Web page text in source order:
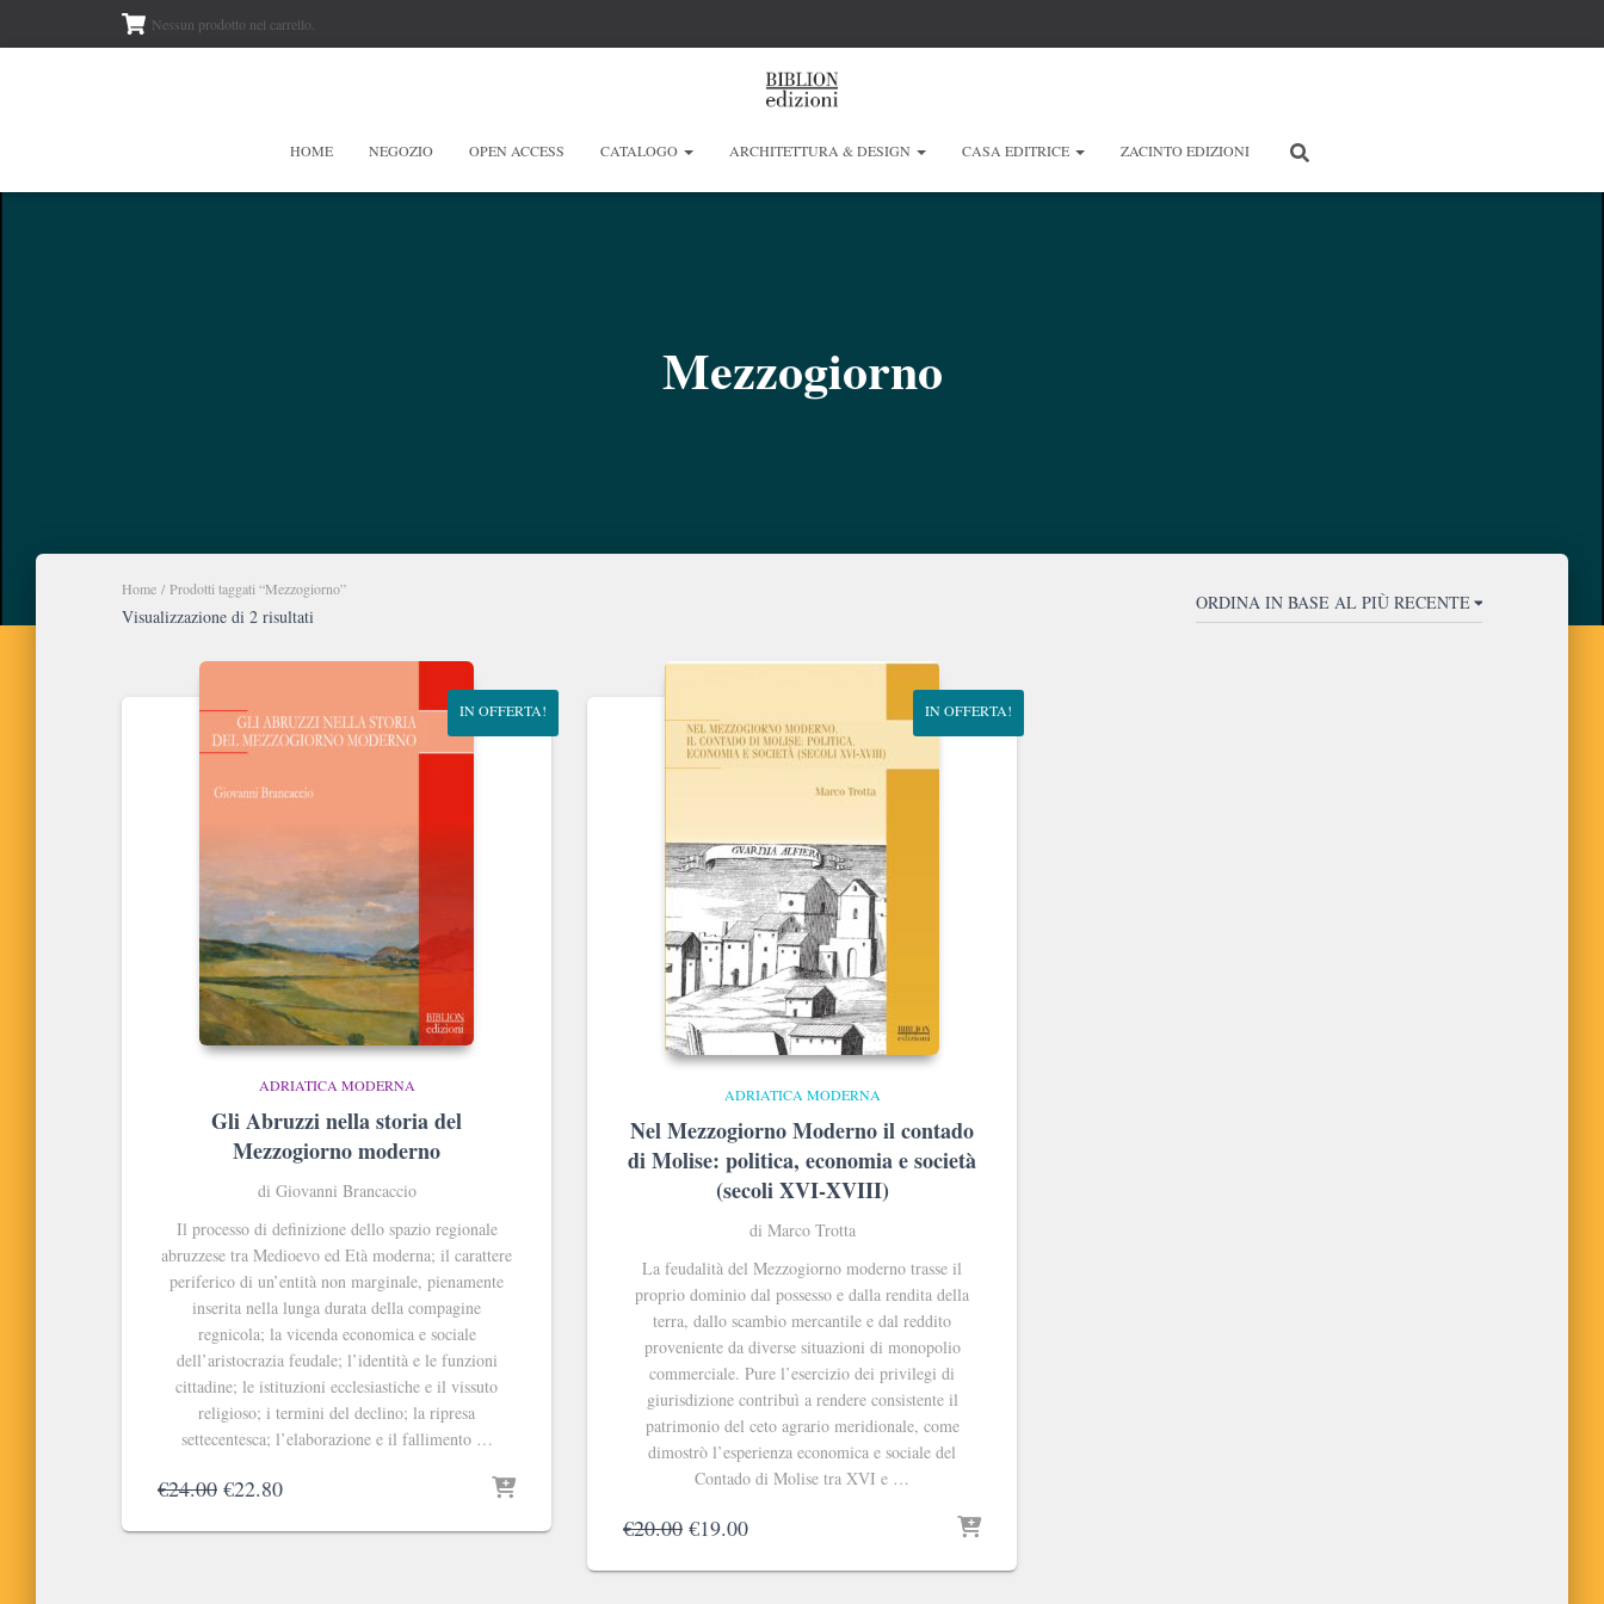
Nessun prodotto nel carrello.
HOME NEGOZIO OPEN ACCESS CATALOGO ARCHITETTURA & DESIGN CASA EDITRICE ZACINTO EDIZIONI
Mezzogiorno
Home / Prodotti taggati “Mezzogiorno”
Visualizzazione di 2 risultati
base
più
recente
IN OFFERTA!
ADRIATICA MODERNA
Gli Abruzzi nella storia del
Mezzogiorno moderno
di Giovanni Brancaccio
Il processo di definizione dello spazio regionale
abruzzese tra Medioevo ed Età moderna; il carattere
periferico di un’entità non marginale, pienamente
inserita nella lunga durata della compagine
regnicola; la vicenda economica e sociale
dell’aristocrazia feudale; l’identità e le funzioni
cittadine; le istituzioni ecclesiastiche e il vissuto
religioso; i termini del declino; la ripresa
settecentesca; l’elaborazione e il fallimento …
€24.00 Il
originale
€22.80Il
attuale
IN OFFERTA!
ADRIATICA MODERNA
Nel Mezzogiorno Moderno il contado
di Molise: politica, economia e società
(secoli XVI-XVIII)
di Marco Trotta
La feudalità del Mezzogiorno moderno trasse il
proprio dominio dal possesso e dalla rendita della
terra, dallo scambio mercantile e dal reddito
proveniente da diverse situazioni di monopolio
commerciale. Pure l’esercizio dei privilegi di
giurisdizione contribuì a rendere consistente il
patrimonio del ceto agrario meridionale, come
dimostrò l’esperienza economica e sociale del
Contado di Molise tra XVI e …
€20.00 Il
originale
€19.00Il
attuale